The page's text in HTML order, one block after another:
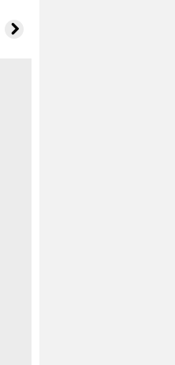
Films similaires